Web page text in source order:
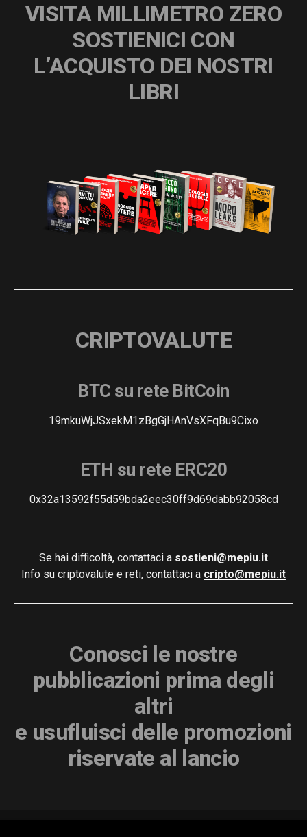
VISITA MILLIMETRO ZERO
SOSTIENICI CON
L’ACQUISTO DEI NOSTRI
LIBRI
CRIPTOVALUTE
BTC su rete BitCoin
19mkuWjJSxekM1zBgGjHAnVsXFqBu9Cixo
ETH su rete ERC20
0x32a13592f55d59bda2eec30ff9d69dabb92058cd
Se hai difficoltà, contattaci a sostieni@mepiu.it
Info su criptovalute e reti, contattaci a cripto@mepiu.it
Conosci le nostre
pubblicazioni prima degli
altri
e usufluisci delle promozioni
riservate al lancio